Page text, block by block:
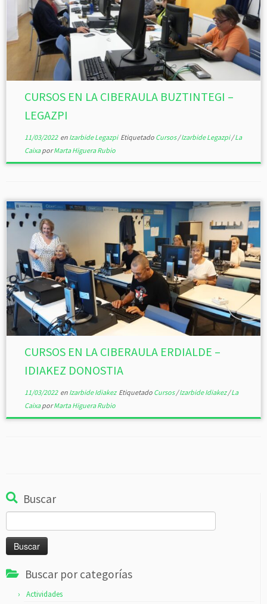
CURSOS EN LA CIBERAULA BUZTINTEGI –
LEGAZPI
11/03/2022en Izarbide Legazpi Etiquetado Cursos/Izarbide Legazpi/La
CaixaporMarta Higuera Rubio
CURSOS EN LA CIBERAULA ERDIALDE –
IDIAKEZ DONOSTIA
11/03/2022en Izarbide Idiakez Etiquetado Cursos/Izarbide Idiakez/La
CaixaporMarta Higuera Rubio
Buscar
Buscar por categorías
Actividades